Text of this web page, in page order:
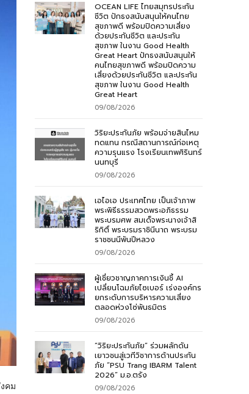
คม
OCEAN LIFE ไทยสมุทรประกัน
ชีวิต ปักธงสนับสนุนให้คนไทย
สุขภาพดี พร้อมปิดความเสี่ยง
ด้วยประกันชีวิต และประกัน
สุขภาพ ในงาน Good Health
Great Heart ปักธงสนับสนุนให้
คนไทยสุขภาพดี พร้อมปิดความ
เสี่ยงด้วยประกันชีวิต และประกัน
สุขภาพ ในงาน Good Health
Great Heart
09/08/2026
วิริยะประกันภัย พร้อมจ่ายสินไหม
ทดแทน กรณีสถานการณ์ก่อเหตุ
ความรุนแรง โรงเรียนเทพศิรินทร์
นนทบุรี
09/08/2026
เอไอเอ ประเทศไทย เป็นเจ้าภาพ
พระพิธีธรรมสวดพระอภิธรรม
พระบรมศพ สมเด็จพระนางเจ้าสิ
ริกิติ์ พระบรมราชินีนาถ พระบรม
ราชชนนีพันปีหลวง
09/08/2026
ผู้เชี่ยวชาญภาคการเงินชี้ AI
เปลี่ยนโฉมภัยไซเบอร์ เร่งองค์กร
ยกระดับการบริหารความเสี่ยง
ตลอดห่วงโซ่พันธมิตร
09/08/2026
“วิริยะประกันภัย” ร่วมผลักดัน
เยาวชนสู่เวทีวิชาการด้านประกัน
ภัย “PSU Trang IBARM Talent
2026” ม.อ.ตรัง
09/08/2026